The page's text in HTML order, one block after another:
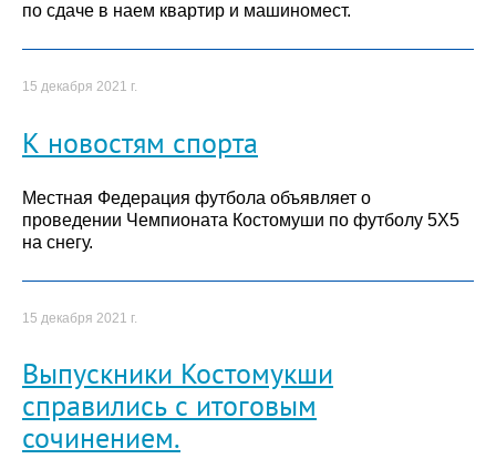
по сдаче в наем квартир и машиномест.
15 декабря 2021 г.
К новостям спорта
Местная Федерация футбола объявляет о
проведении Чемпионата Костомуши по футболу 5Х5
на снегу.
15 декабря 2021 г.
Выпускники Костомукши
справились с итоговым
сочинением.